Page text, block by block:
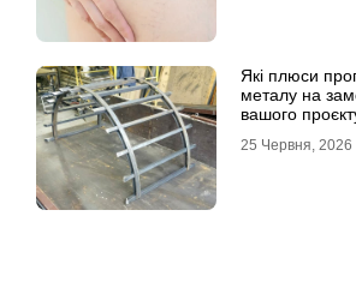
Які плюси
металу на
вашого
25 Червня, 2026